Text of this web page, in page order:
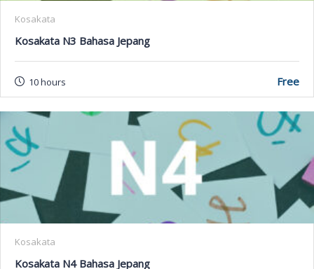
Kosakata
Kosakata N3 Bahasa Jepang
10 hours Free
Kosakata
Kosakata N4 Bahasa Jepang